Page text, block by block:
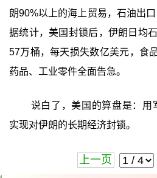
朗90%以上的海上贸易，石油出
据统计，美国封锁后，伊朗日均
57万桶，每天损失数亿美元，食
药品、工业零件全面告急。
说白了，美国的算盘是：用
实现对伊朗的长期经济封锁。
上一页